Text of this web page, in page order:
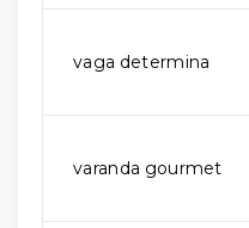
vaga determina
varanda gourmet